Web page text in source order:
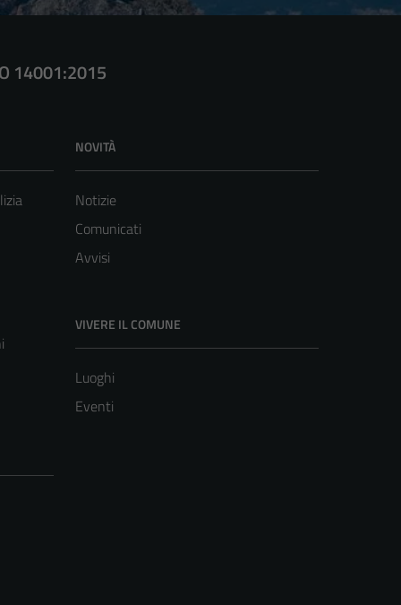
14001:2015
NOVITÀ
Notizie
Comunicati
Avvisi
VIVERE IL COMUNE
Luoghi
Eventi